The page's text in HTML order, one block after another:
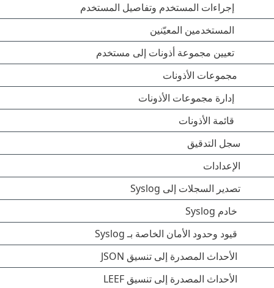
إجراءات المستخدم وتفاصيل المستخدم
المستخدمين المعيّنين
تعيين مجموعة أذونات إلى مستخدم
مجموعات الأذونات
إدارة مجموعات الأذونات
قائمة الأذونات
سجل التدقيق
الإعدادات
تصدير السجلات إلى Syslog
خادم Syslog
قيود وحدود الأمان الخاصة بـ Syslog
الأحداث المصدرة إلى تنسيق JSON
الأحداث المصدرة إلى تنسيق LEEF